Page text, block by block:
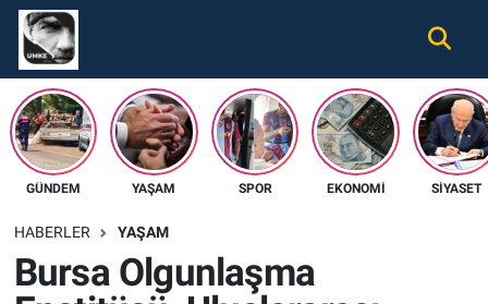
GÜNDEM YAŞAM SPOR EKONOMI SIYASET
HABERLER YAŞAM
Bursa Olgunlaşma
Gündem
Ekonomi
Spor
Nöbetçi Eczaneler
Hava Durumu
Namaz Vakitleri